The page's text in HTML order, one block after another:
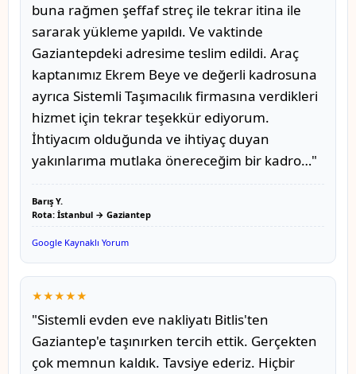
buna rağmen şeffaf streç ile tekrar itina ile
sararak yükleme yapıldı. Ve vaktinde
Gaziantepdeki adresime teslim edildi. Araç
kaptanımız Ekrem Beye ve değerli kadrosuna
ayrıca Sistemli Taşımacılık firmasına verdikleri
hizmet için tekrar teşekkür ediyorum.
İhtiyacım olduğunda ve ihtiyaç duyan
yakınlarıma mutlaka önereceğim bir kadro…"
Barış Y.
Rota: İstanbul → Gaziantep
Google Kaynaklı Yorum
★★★★★
"Sistemli evden eve nakliyatı Bitlis'ten
Gaziantep'e taşınırken tercih ettik. Gerçekten
çok memnun kaldık. Tavsiye ederiz. Hiçbir